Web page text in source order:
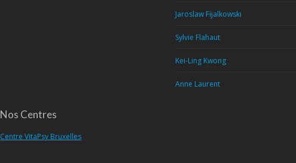
Jaroslaw Fijalkowski
Sylvie Flahaut
Kei-Ling Kwong
Anne Laurent
Nos Centres
Centre VitaPsy Bruxelles